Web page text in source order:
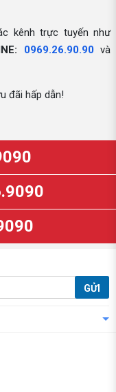
kênh trực tuyến như
0969.26.90.90 và
đãi hấp dẫn!
GỬI